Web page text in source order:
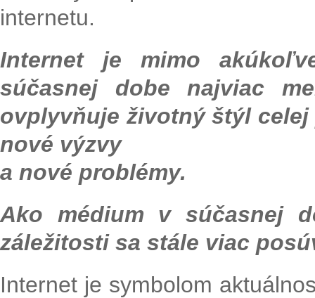
internetu.
Internet je mimo
súčasnej dobe najviac
ovplyvňuje životný štýl
nové výzvy
a nové problémy.
Ako médium v súčasnej
záležitosti sa stále viac
Internet je symbolom